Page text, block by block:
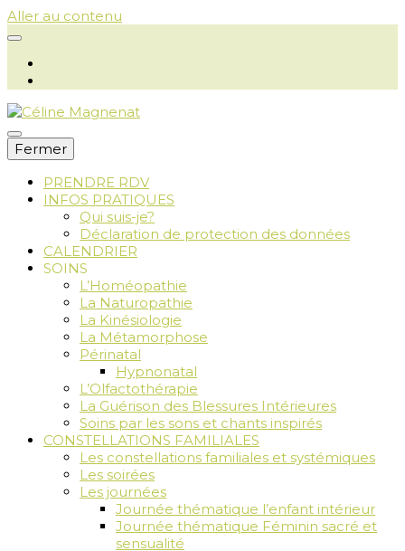
Aller au contenu
Céline
Magnenat
Fermer
PRENDRE RDV
INFOS PRATIQUES
Qui suis-je?
Déclaration de protection des données
CALENDRIER
SOINS
L’Homéopathie
La Naturopathie
La Kinésiologie
La Métamorphose
Périnatal
Hypnonatal
L’Olfactothérapie
La Guérison des Blessures Intérieures
Soins par les sons et chants inspirés
CONSTELLATIONS FAMILIALES
Les constellations familiales et systémiques
Les soirées
Les journées
Journée thématique l’enfant intérieur
Journée thématique Féminin sacré et
sensualité